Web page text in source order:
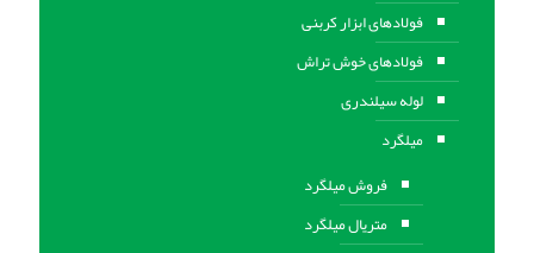
فولادهای ابزار کربنی
فولادهای خوش تراش
لوله سیلندری
میلگرد
فروش میلگرد
متریال میلگرد